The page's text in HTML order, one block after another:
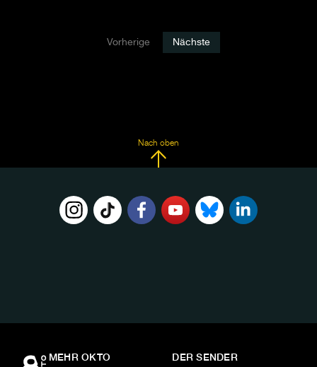
Vorherige Nächste
Nach oben
MEHR OKTO DER SENDER